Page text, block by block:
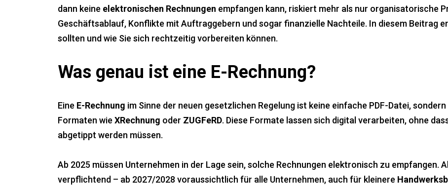
dann keine elektronischen Rechnungen empfangen kann, riskiert mehr als nur organisatorische
Geschäftsablauf, Konflikte mit Auftraggebern und sogar finanzielle Nachteile. In diesem Beitrag
sollten und wie Sie sich rechtzeitig vorbereiten können.
Was genau ist eine E-Rechnung?
Eine E-Rechnung im Sinne der neuen gesetzlichen Regelung ist keine einfache PDF-Datei,
Formaten wie XRechnung oder ZUGFeRD. Diese Formate lassen sich digital verarbeiten, ohne
abgetippt werden müssen.
Ab 2025 müssen Unternehmen in der Lage sein, solche Rechnungen elektronisch zu empfangen.
verpflichtend – ab 2027/2028 voraussichtlich für alle Unternehmen, auch für kleinere